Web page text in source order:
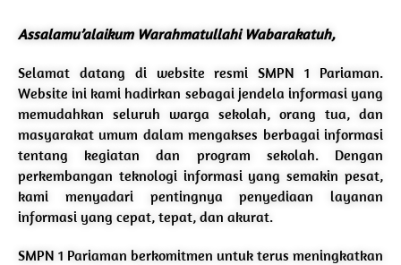
Assalamu’alaikum Warahmatullahi Wabarakatuh,
Selamat datang di website resmi SMPN 1 Pariaman.
Website ini kami hadirkan sebagai jendela informasi yang
memudahkan seluruh warga sekolah, orang tua, dan
masyarakat umum dalam mengakses berbagai informasi
tentang kegiatan dan program sekolah. Dengan
perkembangan teknologi informasi yang semakin pesat,
kami menyadari pentingnya penyediaan layanan
informasi yang cepat, tepat, dan akurat.
SMPN 1 Pariaman berkomitmen untuk terus meningkatkan